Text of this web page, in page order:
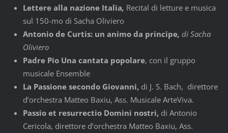
Lettere alla nazione Italia, Recital di letture e musica
sul 150-mo di Sacha Oliviero
Antonio de Curtis: un animo da principe, di Sacha
Oliviero
Padre Pio Una cantata popolare, con il gruppo
musicale Ensemble
La Passione secondo Giovanni,di J. S. Bach, direttore
d’orchestra Matteo Baxiu, Ass. Musicale ArteViva.
Passio et resurrectio Domini nostri,di Antonio
Cericola, direttore d’orchestra Matteo Baxiu, Ass.